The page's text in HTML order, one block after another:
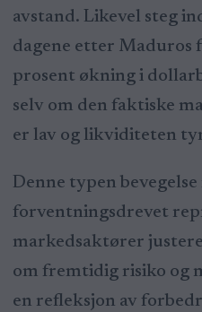
avstand. Likevel steg
dagene etter Maduros
prosent økning i
selv om den faktiske
er lav og likviditeten
Denne typen
forventningsdrevet
markedsaktører
om fremtidig risiko og
en refleksjon av